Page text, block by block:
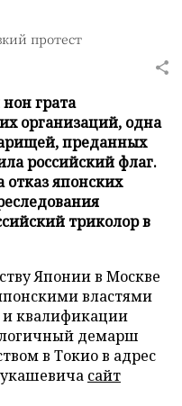
протест
грата
организаций, одна
преданных
российский флаг.
отказ японских
триколор в
Японии в Москве
властями
квалификации
демарш
в Токио в адрес
сайт